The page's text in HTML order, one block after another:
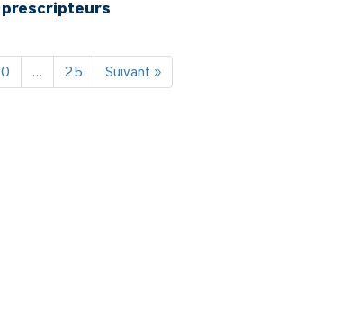
prescripteurs
… 25 Suivant »